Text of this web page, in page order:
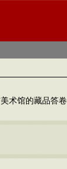
术馆的藏品答卷